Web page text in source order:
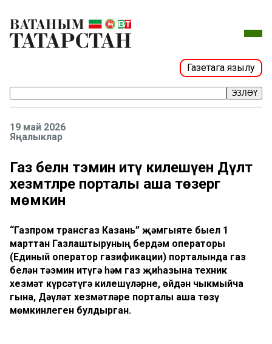
Газетага язылу
ЭЗЛӘҮ
19 май 2026
Яңалыклар
Газ белән тәэмин итү килешүен Дәүләт
хезмәтләре порталы аша төзергә
мөмкин
“Газпром трансгаз Казань” җәмгыяте быел 1
марттан Газлаштыруның бердәм операторы
(Единый оператор газификации) порталында газ
белән тәэмин итүгә һәм газ җиһазына техник
хезмәт күрсәтүгә килешүләрне, өйдән чыкмыйча
гына, Дәүләт хезмәтләре порталы аша төзү
мөмкинлеген булдырган.